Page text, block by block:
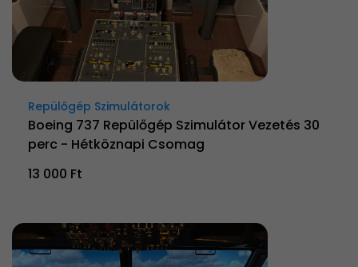
Repülőgép Szimulátorok
Boeing 737 Repülőgép Szimulátor Vezetés 30
perc - Hétköznapi Csomag
13 000 Ft